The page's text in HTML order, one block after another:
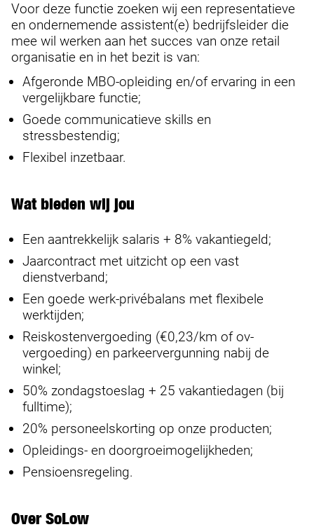
Voor deze functie zoeken wij een representatieve
en ondernemende assistent(e) bedrijfsleider die
mee wil werken aan het succes van onze retail
organisatie en in het bezit is van:
Afgeronde MBO-opleiding en/of ervaring in een
vergelijkbare functie;
Goede communicatieve skills en
stressbestendig;
Flexibel inzetbaar.
Wat bieden wij jou
Een aantrekkelijk salaris + 8% vakantiegeld;
Jaarcontract met uitzicht op een vast
dienstverband;
Een goede werk-privébalans met flexibele
werktijden;
Reiskostenvergoeding (€0,23/km of ov-
vergoeding) en parkeervergunning nabij de
winkel;
50% zondagstoeslag + 25 vakantiedagen (bij
fulltime);
20% personeelskorting op onze producten;
Opleidings- en doorgroeimogelijkheden;
Pensioensregeling.
Over SoLow